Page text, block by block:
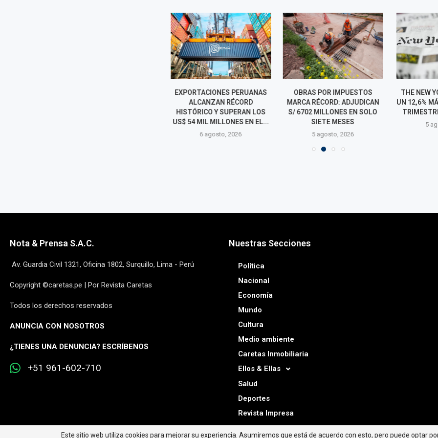
EXPORTACIONES PERUANAS
ALCANZAN RÉCORD
HISTÓRICO Y SUPERAN LOS
US$ 54 MIL MILLONES EN EL...
6 agosto, 2026
OBRAS POR IMPUESTOS
MARCA RÉCORD: ADJUDICAN
S/ 6702 MILLONES EN SOLO
SIETE MESES
5 agosto, 2026
THE NEW
UN 12,6%
TRIMESTRE,
5
Nota & Prensa S.A.C.
Av. Guardia Civil 1321, Oficina 1802, Surquillo, Lima - Perú
Copyright ©caretas.pe | Por Revista Caretas
Todos los derechos reservados
ANUNCIA CON NOSOTROS
¿TIENES UNA DENUNCIA? ESCRÍBENOS
+51 961-602-710
Nuestras Secciones
Política
Nacional
Economía
Mundo
Cultura
Medio ambiente
Caretas Inmobiliaria
Ellos & Ellas
Salud
Deportes
Revista Impresa
Este sitio web utiliza cookies para mejorar su experiencia. Asumiremos que está de acuerdo con esto, pero puede optar